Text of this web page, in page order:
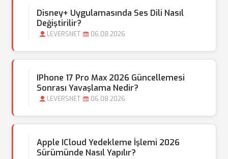
Disney+ Uygulamasında Ses Dili Nasıl
Değiştirilir?
LEVERSNET 06.08.2026
IPhone 17 Pro Max 2026 Güncellemesi
Sonrası Yavaşlama Nedir?
LEVERSNET 06.08.2026
Apple ICloud Yedekleme İşlemi 2026
Sürümünde Nasıl Yapılır?